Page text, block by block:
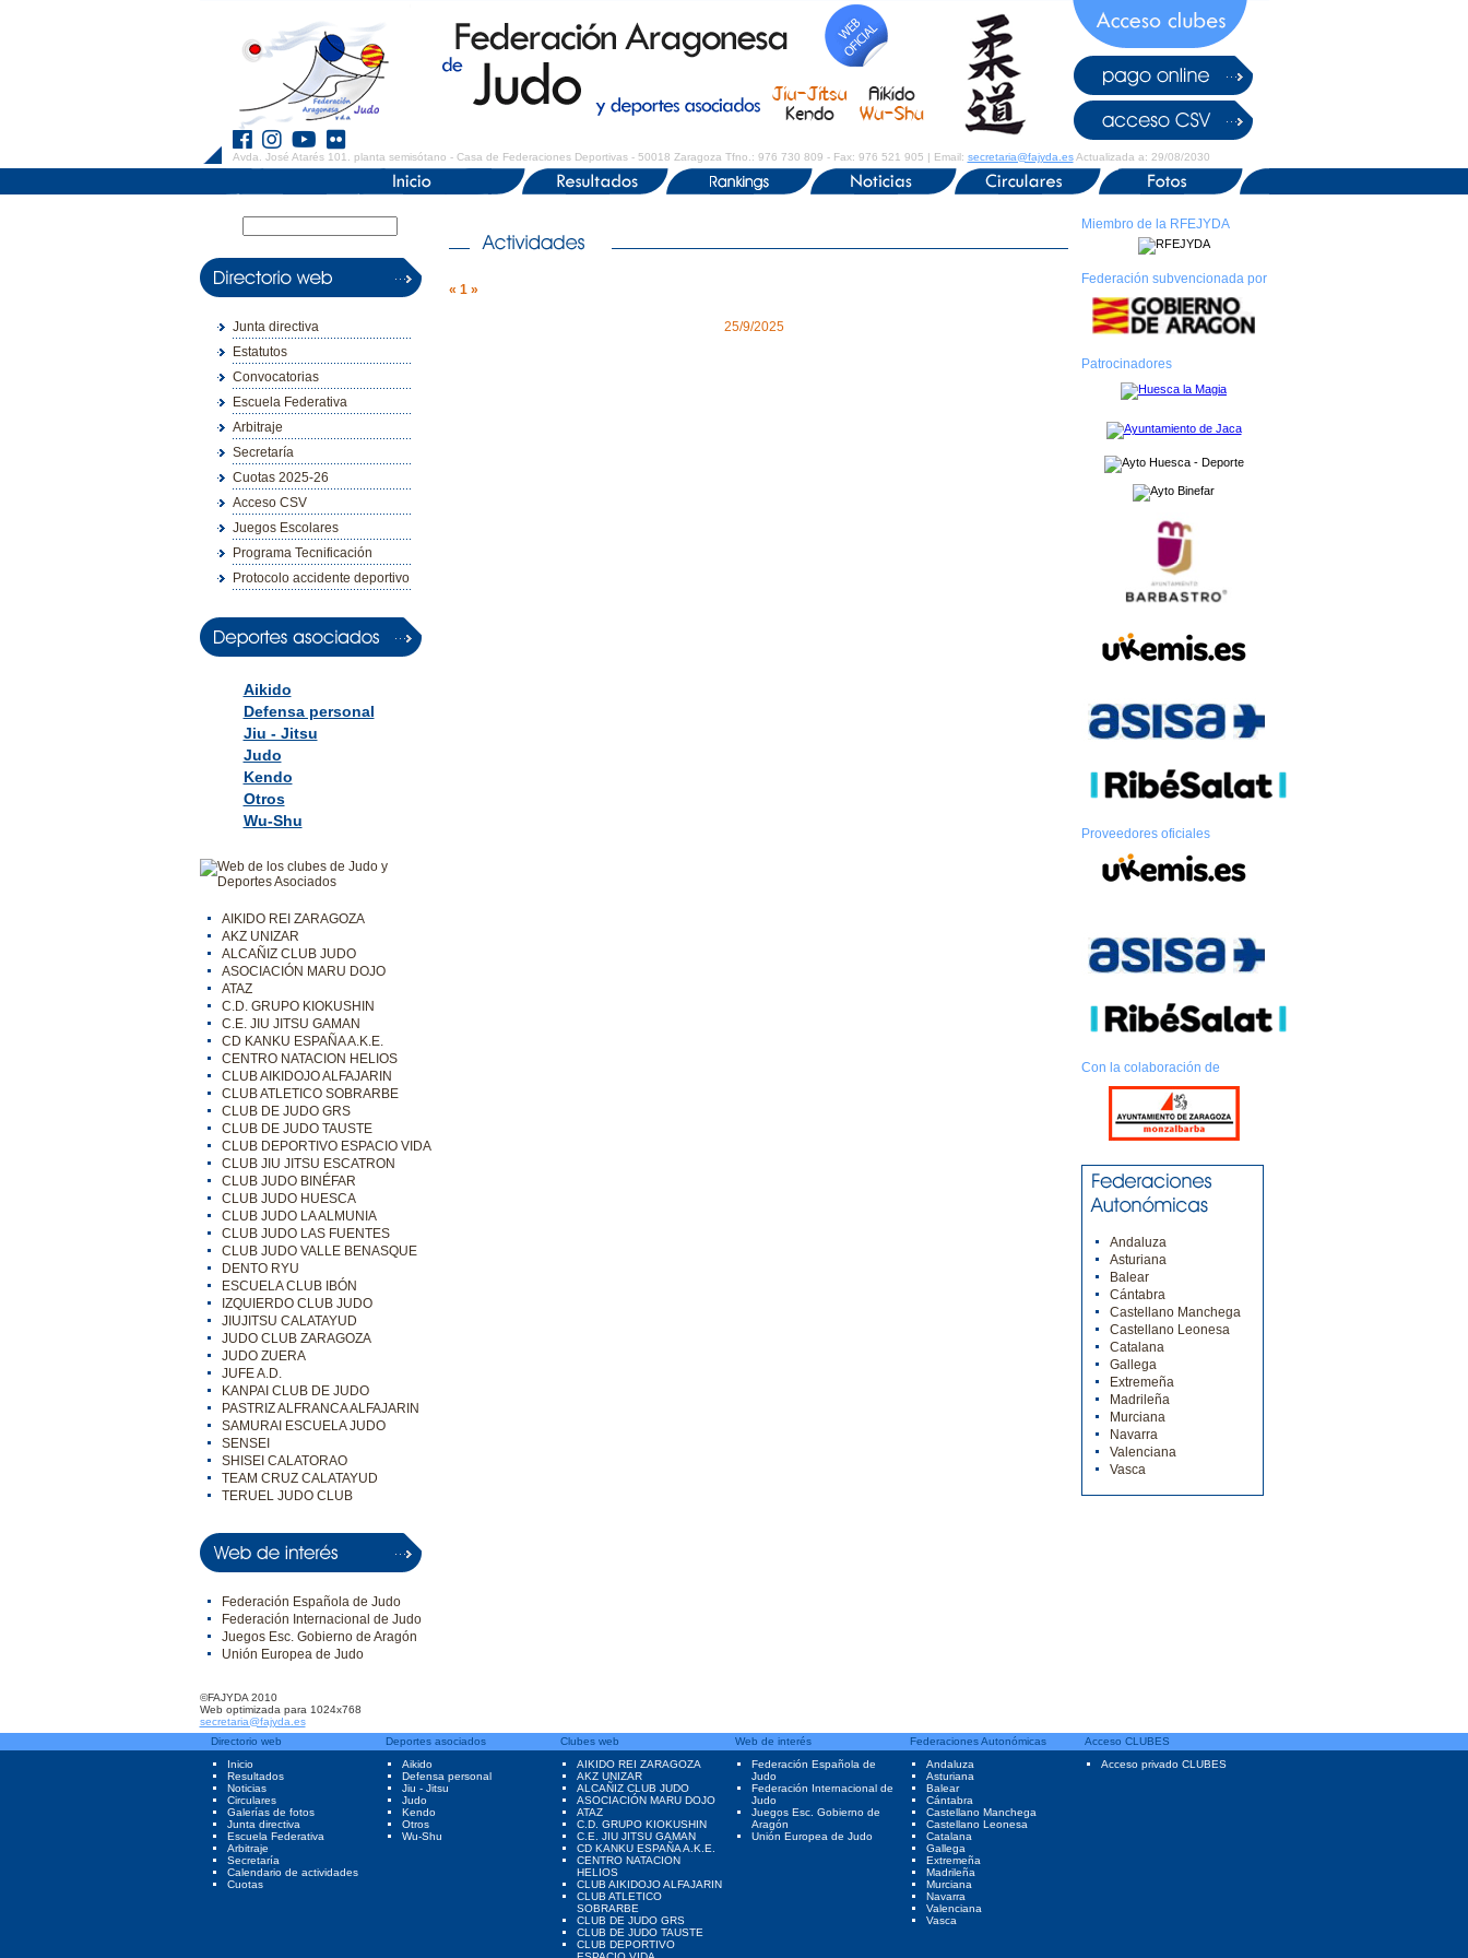
Avda. José Atarés 101. planta semisótano - Casa de Federaciones Deportivas - 50018 Zaragoza Tfno.: 976 730 809 - Fax: 976 521 905 | Email: secretaria@fajyda.esActualizada a: 29/08/2030
Junta directiva
Estatutos
Convocatorias
Escuela Federativa
Arbitraje
Secretaría
Cuotas 2025-26
Acceso CSV
Juegos Escolares
Programa Tecnificación
Protocolo accidente deportivo
Aikido
Defensa personal
Jiu - Jitsu
Judo
Kendo
Otros
Wu-Shu
AIKIDO REI ZARAGOZA
AKZ UNIZAR
ALCAÑIZ CLUB JUDO
ASOCIACIÓN MARU DOJO
ATAZ
C.D. GRUPO KIOKUSHIN
C.E. JIU JITSU GAMAN
CD KANKU ESPAÑA A.K.E.
CENTRO NATACION HELIOS
CLUB AIKIDOJO ALFAJARIN
CLUB ATLETICO SOBRARBE
CLUB DE JUDO GRS
CLUB DE JUDO TAUSTE
CLUB DEPORTIVO ESPACIO VIDA
CLUB JIU JITSU ESCATRON
CLUB JUDO BINÉFAR
CLUB JUDO HUESCA
CLUB JUDO LA ALMUNIA
CLUB JUDO LAS FUENTES
CLUB JUDO VALLE BENASQUE
DENTO RYU
ESCUELA CLUB IBÓN
IZQUIERDO CLUB JUDO
JIUJITSU CALATAYUD
JUDO CLUB ZARAGOZA
JUDO ZUERA
JUFE A.D.
KANPAI CLUB DE JUDO
PASTRIZ ALFRANCA ALFAJARIN
SAMURAI ESCUELA JUDO
SENSEI
SHISEI CALATORAO
TEAM CRUZ CALATAYUD
TERUEL JUDO CLUB
Federación Española de Judo
Federación Internacional de Judo
Juegos Esc. Gobierno de Aragón
Unión Europea de Judo
©FAJYDA 2010
Web optimizada para 1024x768
secretaria@fajyda.es
« 1 »
25/9/2025
Miembro de la RFEJYDA
Federación subvencionada por
Patrocinadores
Proveedores oficiales
Con la colaboración de
Andaluza
Asturiana
Balear
Cántabra
Castellano Manchega
Castellano Leonesa
Catalana
Gallega
Extremeña
Madrileña
Murciana
Navarra
Valenciana
Vasca
Directorio web
Inicio
Resultados
Noticias
Circulares
Galerías de fotos
Junta directiva
Escuela Federativa
Arbitraje
Secretaría
Calendario de actividades
Cuotas
Deportes asociados
Aikido
Defensa personal
Jiu - Jitsu
Judo
Kendo
Otros
Wu-Shu
Clubes web
AIKIDO REI ZARAGOZA
AKZ UNIZAR
ALCAÑIZ CLUB JUDO
ASOCIACIÓN MARU DOJO
ATAZ
C.D. GRUPO KIOKUSHIN
C.E. JIU JITSU GAMAN
CD KANKU ESPAÑA A.K.E.
CENTRO NATACION
HELIOS
CLUB AIKIDOJO ALFAJARIN
CLUB ATLETICO
SOBRARBE
CLUB DE JUDO GRS
CLUB DE JUDO TAUSTE
CLUB DEPORTIVO
Web de interés
Federación Española de
Judo
Federación Internacional de
Judo
Juegos Esc. Gobierno de
Aragón
Unión Europea de Judo
Federaciones Autonómicas
Andaluza
Asturiana
Balear
Cántabra
Castellano Manchega
Castellano Leonesa
Catalana
Gallega
Extremeña
Madrileña
Murciana
Navarra
Valenciana
Vasca
Acceso CLUBES
Acceso privado CLUBES